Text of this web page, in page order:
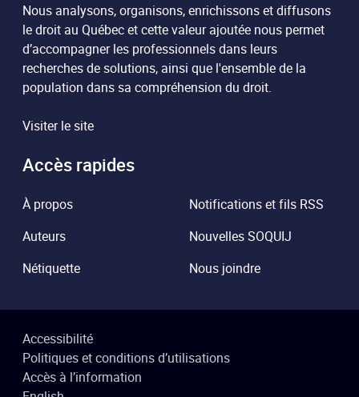
Nous analysons, organisons, enrichissons et diffusons
le droit au Québec et cette valeur ajoutée nous permet
d’accompagner les professionnels dans leurs
recherches de solutions, ainsi que l'ensemble de la
population dans sa compréhension du droit.
Visiter le site
Accès rapides
À propos
Auteurs
Nétiquette
Notifications et fils RSS
Nouvelles SOQUIJ
Nous joindre
Accessibilité
Politiques et conditions d’utilisations
Accès à l’information